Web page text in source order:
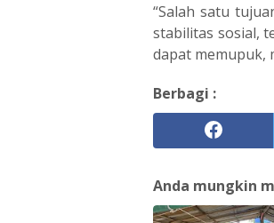
“Salah satu
stabilitas sosial,
dapat memupuk,
Berbagi :
Anda mungkin